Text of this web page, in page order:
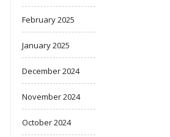
February 2025
January 2025
December 2024
November 2024
October 2024